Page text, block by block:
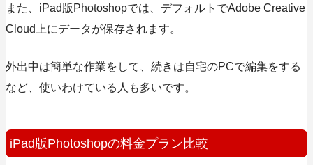
また、iPad版Photoshopでは、デフォルトでAdobe Creative
Cloud上にデータが保存されます。
外出中は簡単な作業をして、続きは自宅のPCで編集をする
など、使いわけている人も多いです。
iPad版Photoshopの料金プラン比較